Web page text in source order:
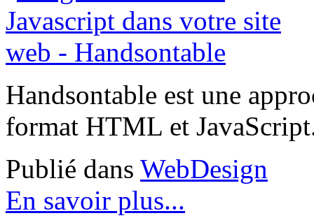
Handsontable est une
format HTML et
Publié dans WebDesign
En savoir plus...